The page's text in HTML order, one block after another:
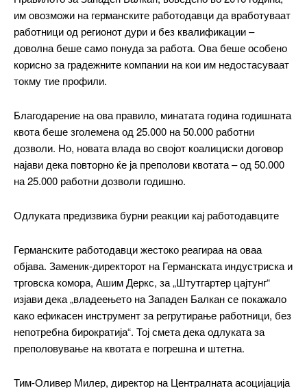
━ pricing plans
им овозможи на германските работодавци да вработуваат
работници од регионот дури и без квалификации –
доволна беше само понуда за работа. Ова беше особено
корисно за градежните компании на кои им недостасуваат
токму тие профили.
Благодарение на ова правило, минатата година годишната
квота беше зголемена од 25.000 на 50.000 работни
дозволи. Но, новата влада во својот коалициски договор
најави дека повторно ќе ја преполови квотата – од 50.000
на 25.000 работни дозволи годишно.
Одлуката предизвика бурни реакции кај работодавците
Германските работодавци жестоко реагираа на оваа
објава. Заменик-директорот на Германската индустриска и
трговска комора, Ашим Деркс, за „Штутгартер цајтунг“
изјави дека „владеењето на Западен Балкан се покажало
како ефикасен инструмент за регрутирање работници, без
непотребна бирократија“. Тој смета дека одлуката за
преполовување на квотата е погрешна и штетна.
Тим-Оливер Милер, директор на Централната асоцијација